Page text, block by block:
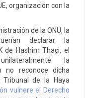
organización con la
de la ONU, la
declarar la
de Hashim Thaçi, el
la
no reconoce dicha
de la Haya
vulnere el Derecho